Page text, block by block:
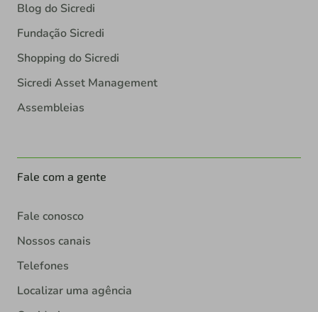
Blog do Sicredi
Fundação Sicredi
Shopping do Sicredi
Sicredi Asset Management
Assembleias
Fale com a gente
Fale conosco
Nossos canais
Telefones
Localizar uma agência